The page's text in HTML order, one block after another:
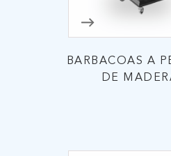
BARBACOAS A
DE